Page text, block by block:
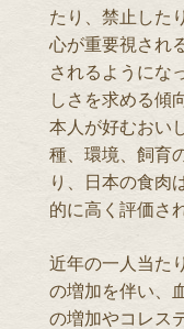
たり、禁止した
心が重要視され
されるようにな
しさを求める傾
本人が好むおい
種、環境、飼育
り、日本の食肉
的に高く評価さ
近年の一人当た
の増加を伴い、
の増加やコレス